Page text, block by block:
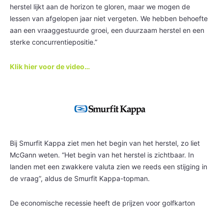
herstel lijkt aan de horizon te gloren, maar we mogen de
lessen van afgelopen jaar niet vergeten. We hebben behoefte
aan een vraaggestuurde groei, een duurzaam herstel en een
sterke concurrentiepositie.”
Klik hier voor de video…
Bij Smurfit Kappa ziet men het begin van het herstel, zo liet
McGann weten. “Het begin van het herstel is zichtbaar. In
landen met een zwakkere valuta zien we reeds een stijging in
de vraag”, aldus de Smurfit Kappa-topman.
De economische recessie heeft de prijzen voor golfkarton